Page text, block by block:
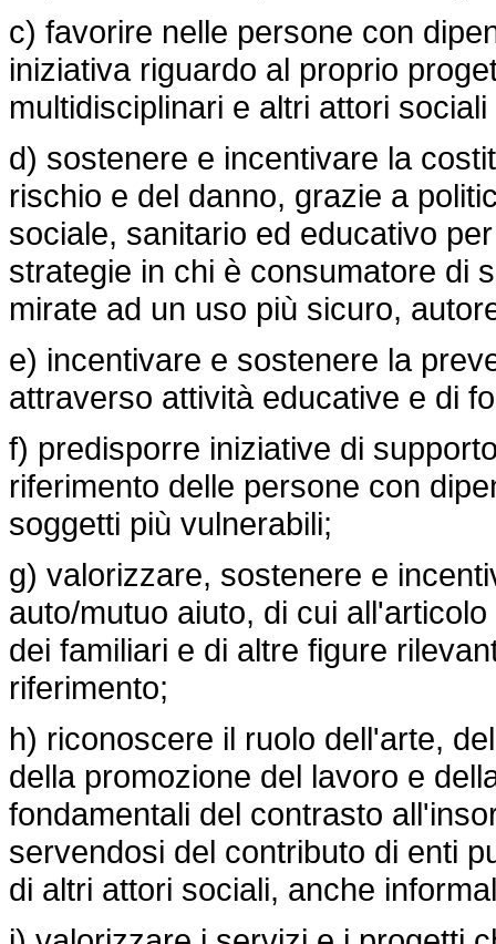
c) favorire nelle persone con
iniziativa riguardo al proprio
multidisciplinari e altri attori
d) sostenere e incentivare la
rischio e del danno, grazie a
sociale, sanitario ed educativo
strategie in chi è consumatore di
mirate ad un uso più sicuro,
e) incentivare e sostenere la
attraverso attività educative e di
f) predisporre iniziative di
riferimento delle persone con
soggetti più vulnerabili;
g) valorizzare, sostenere e
auto/mutuo aiuto, di cui
dei familiari e di altre figure
riferimento;
h) riconoscere il ruolo dell'arte,
della promozione del lavoro e
fondamentali del contrasto
servendosi del contributo di enti
di altri attori sociali, anche